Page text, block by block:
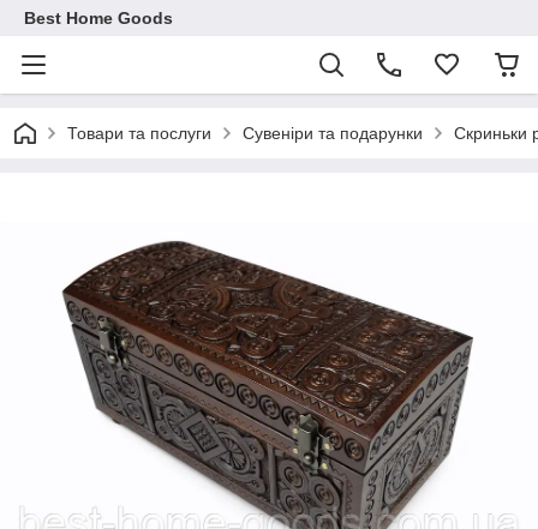
Best Home Goods
Товари та послуги Сувеніри та подарунки Скриньки